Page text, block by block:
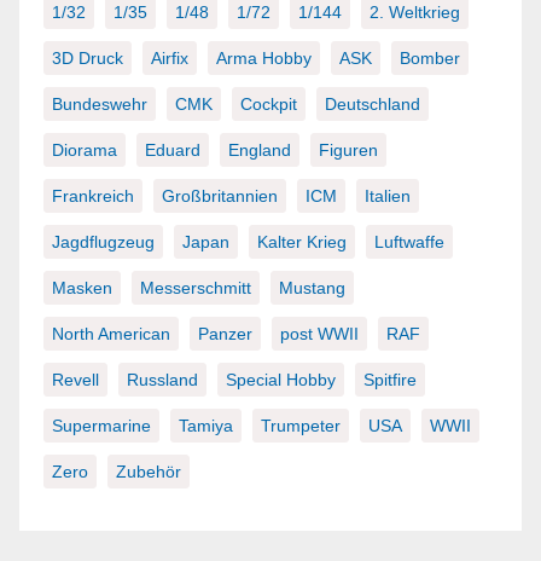
1/32 1/35 1/48 1/72 1/144 2. Weltkrieg
3D Druck Airfix Arma Hobby ASK Bomber
Bundeswehr CMK Cockpit Deutschland
Diorama Eduard England Figuren
Frankreich Großbritannien ICM Italien
Jagdflugzeug Japan Kalter Krieg Luftwaffe
Masken Messerschmitt Mustang
North American Panzer post WWII RAF
Revell Russland Special Hobby Spitfire
Supermarine Tamiya Trumpeter USA WWII
Zero Zubehör